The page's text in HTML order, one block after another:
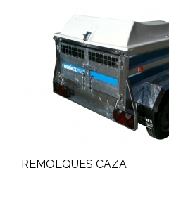
REMOLQUES CAZA